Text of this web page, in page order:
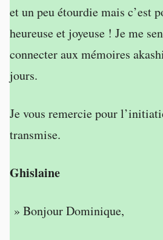
et un peu étourdie mais c’est
heureuse et joyeuse ! Je me
connecter aux mémoires
jours.
Je vous remercie pour
transmise.
Ghislaine
» Bonjour Dominique,